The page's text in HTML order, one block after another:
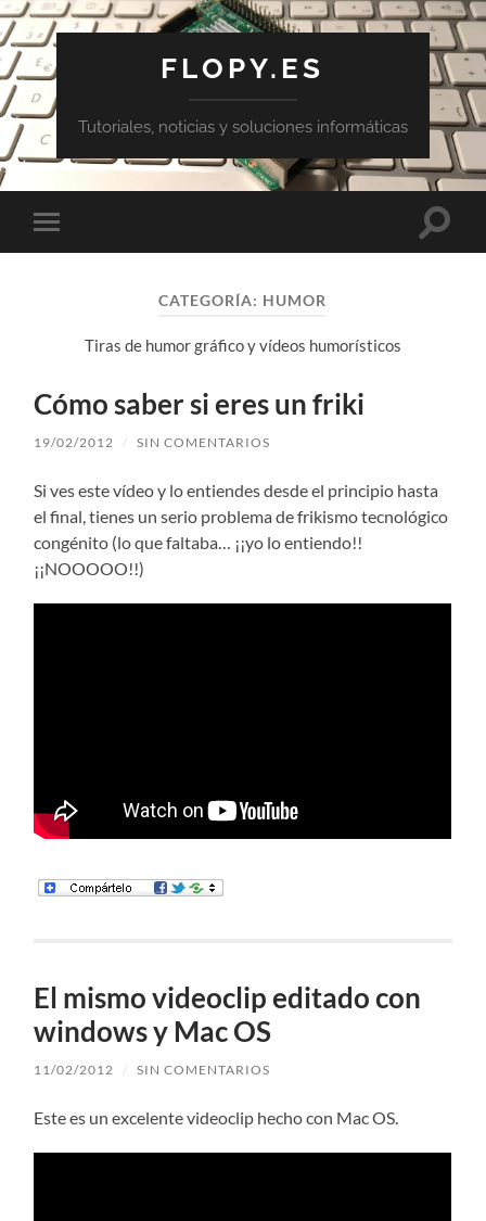
FLOPY.ES
Tutoriales, noticias y soluciones informáticas
Alternar
el
CATEGORÍA: HUMOR
Tiras de humor gráfico y vídeos humorísticos
Cómo saber si eres un friki
19/02/2012 / SIN COMENTARIOS
Si ves este vídeo y lo entiendes desde el principio hasta
el final, tienes un serio problema de frikismo tecnológico
congénito (lo que faltaba… ¡¡yo lo entiendo!!
¡¡NOOOOO!!)
El mismo videoclip editado con
windows y Mac OS
11/02/2012 / SIN COMENTARIOS
Este es un excelente videoclip hecho con Mac OS.